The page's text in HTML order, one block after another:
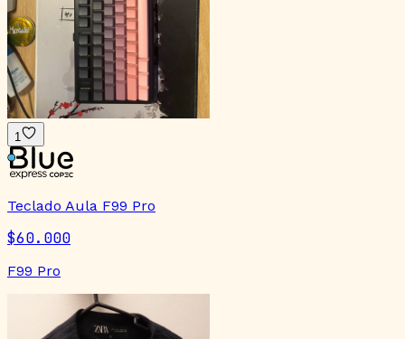
1
Teclado Aula F99 Pro
$60.000
F99 Pro